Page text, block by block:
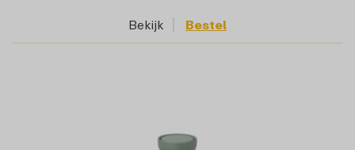
Bekijk Bestel